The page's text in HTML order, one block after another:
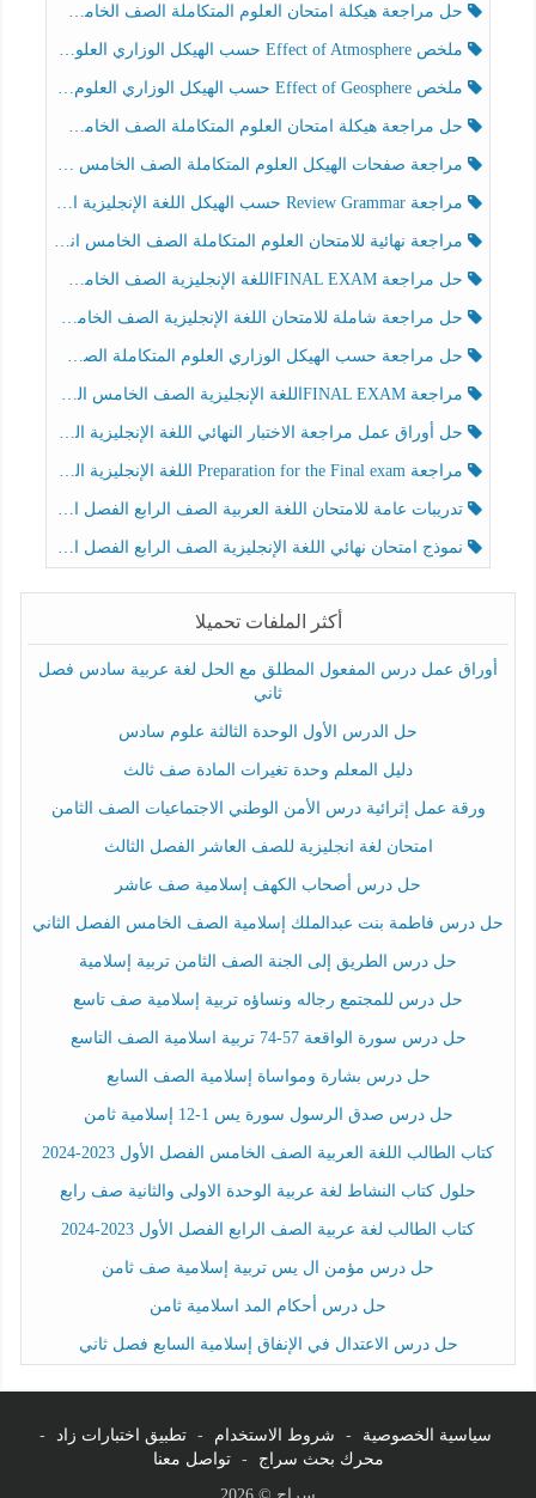
حل مراجعة هيكلة امتحان العلوم المتكاملة الصف الخامس انسبير الفصل الثالث
ملخص Effect of Atmosphere حسب الهيكل الوزاري العلوم المتكاملة الصف الخامس انسبير الفصل الثالث
ملخص Effect of Geosphere حسب الهيكل الوزاري العلوم المتكاملة الصف الخامس انسبير الفصل الثالث
حل مراجعة هيكلة امتحان العلوم المتكاملة الصف الخامس عام الفصل الثالث
مراجعة صفحات الهيكل العلوم المتكاملة الصف الخامس انسبير الفصل الثالث
مراجعة Review Grammar حسب الهيكل اللغة الإنجليزية الصف الخامس الفصل الثالث
مراجعة نهائية للامتحان العلوم المتكاملة الصف الخامس انسبير الفصل الثالث
حل مراجعة FINAL EXAMاللغة الإنجليزية الصف الخامس الفصل الثالث
حل مراجعة شاملة للامتحان اللغة الإنجليزية الصف الخامس الفصل الثالث
حل مراجعة حسب الهيكل الوزاري العلوم المتكاملة الصف الخامس عام الفصل الثالث
مراجعة FINAL EXAMاللغة الإنجليزية الصف الخامس الفصل الثالث
حل أوراق عمل مراجعة الاختبار النهائي اللغة الإنجليزية الصف الرابع الفصل الثالث
مراجعة Preparation for the Final exam اللغة الإنجليزية الصف الرابع الفصل الثالث
تدريبات عامة للامتحان اللغة العربية الصف الرابع الفصل الثالث
نموذج امتحان نهائي اللغة الإنجليزية الصف الرابع الفصل الثالث
أكثر الملفات تحميلا
أوراق عمل درس المفعول المطلق مع الحل لغة عربية سادس فصل
ثاني
حل الدرس الأول الوحدة الثالثة علوم سادس
دليل المعلم وحدة تغيرات المادة صف ثالث
ورقة عمل إثرائية درس الأمن الوطني الاجتماعيات الصف الثامن
امتحان لغة انجليزية للصف العاشر الفصل الثالث
حل درس أصحاب الكهف إسلامية صف عاشر
حل درس فاطمة بنت عبدالملك إسلامية الصف الخامس الفصل الثاني
حل درس الطريق إلى الجنة الصف الثامن تربية إسلامية
حل درس للمجتمع رجاله ونساؤه تربية إسلامية صف تاسع
حل درس سورة الواقعة 57-74 تربية اسلامية الصف التاسع
حل درس بشارة ومواساة إسلامية الصف السابع
حل درس صدق الرسول سورة يس 1-12 إسلامية ثامن
كتاب الطالب اللغة العربية الصف الخامس الفصل الأول 2023-2024
حلول كتاب النشاط لغة عربية الوحدة الاولى والثانية صف رابع
كتاب الطالب لغة عربية الصف الرابع الفصل الأول 2023-2024
حل درس مؤمن ال يس تربية إسلامية صف ثامن
حل درس أحكام المد اسلامية ثامن
حل درس الاعتدال في الإنفاق إسلامية السابع فصل ثاني
سياسية الخصوصية - شروط الاستخدام - تطبيق اختبارات زاد
-
محرك بحث سراج
-
تواصل معنا